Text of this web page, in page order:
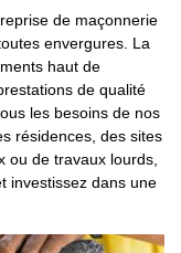
de maçonnerie
envergures. La
haut de
de qualité
les besoins de nos
résidences, des sites
ou de travaux lourds,
investissez dans une